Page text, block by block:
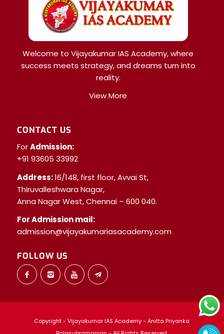
Welcome to Vijayakumar IAS Academy, where
success meets strategy, and dreams turn into
reality.
View More
CONTACT US
ForAdmission:
+91 93605 33992
Address:16/148, first floor, Avvai St,
Thiruvalleshwara Nagar,
Anna Nagar West, Chennai – 600 040.
For Admission mail:
admission@vijayakumariasacademy.com
FOLLOW US
Copyright - Vijayakumar IAS Academy - Anitta Priyanka